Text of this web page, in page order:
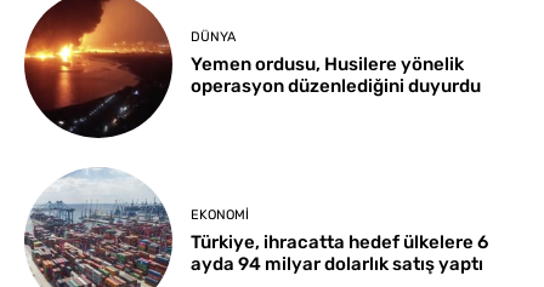
DÜNYA
Yemen ordusu, Husilere yönelik
operasyon düzenlediğini duyurdu
EKONOMI
Türkiye, ihracatta hedef ülkelere 6
ayda 94 milyar dolarlık satış yaptı